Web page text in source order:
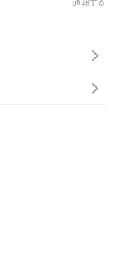
通報する